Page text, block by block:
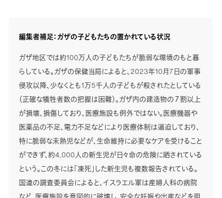
編集者補足：ガザの子どもたちの置かれている状況
ガザ地区では約100万人の子どもたちが脆弱な環境のもと暮
らしている。ガザの保健当局によると、2023年10月7日の軍事
侵攻以降、少なくとも1万5千人の子どもが殺されたとしている
（正確な犠牲者数の把握は困難）。ガザ内の建造物の７割以上
が損壊、損傷しており、医療施設も例外ではない。医療機器や
医薬品の不足、電力不足などにより医療体制は逼迫しており、
特に脆弱な未熟児などが、生命維持に必要なケアを受けること
ができず、約4,000人の新生児が日々命の危険に晒されている
という。この冬には「凍死」した新生児も複数報告されている。
国連の調査委員会によると、イスラエル軍は産婦人科の病院